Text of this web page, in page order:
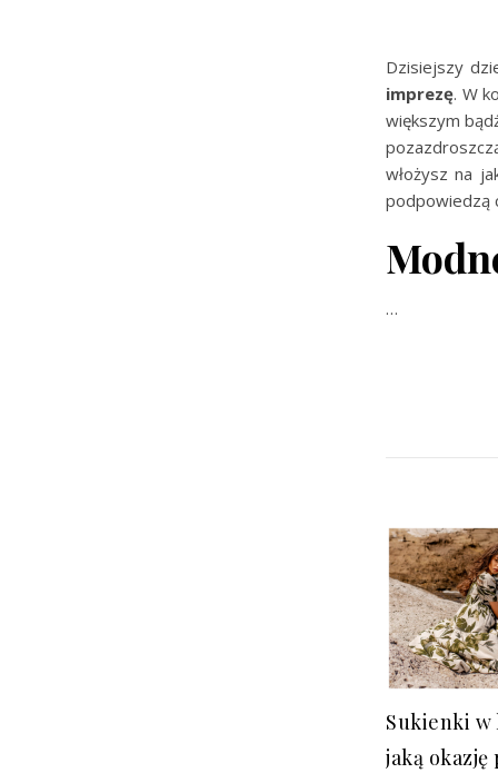
Dzisiejszy
imprezę. W
większym
włożysz na
podpowiedzą
…
Sukienki w
jaką okazję